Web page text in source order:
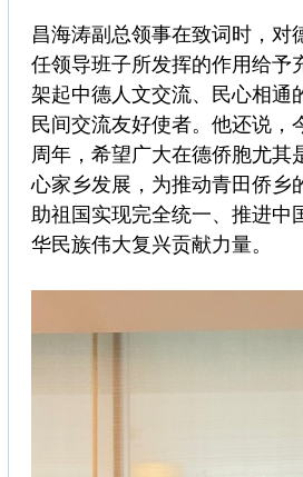
昌海涛副总领事在致词时，对
任领导班子所发挥的作用给予
架起中德人文交流、民心相通
民间交流友好使者。他还说，
周年，希望广大在德侨胞尤其
心家乡发展，为推动青田侨乡
助祖国实现完全统一、推进中
华民族伟大复兴贡献力量。